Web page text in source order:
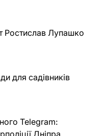
Ростислав Лупашко
для садівників
Telegram:
Дніпра